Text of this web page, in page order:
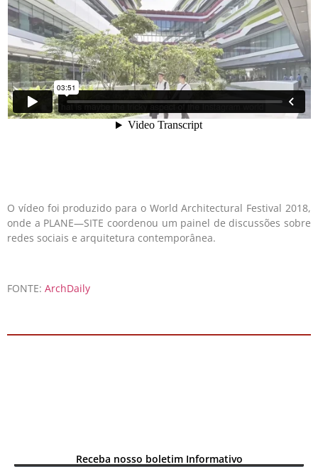
O vídeo foi produzido para o World Architectural Festival 2018,
onde a PLANE—SITE coordenou um painel de discussões sobre
redes sociais e arquitetura contemporânea.
FONTE: ArchDaily
Receba nosso boletim Informativo